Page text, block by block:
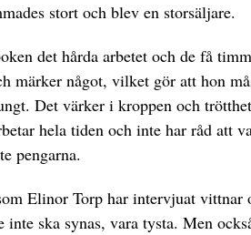
stort och blev en storsäljare.
det hårda arbetet och de få
märker något, vilket gör att hon
Det värker i kroppen och
hela tiden och inte har råd att
pengarna.
Elinor Torp har intervjuat vittnar
inte ska synas, vara tysta. Men